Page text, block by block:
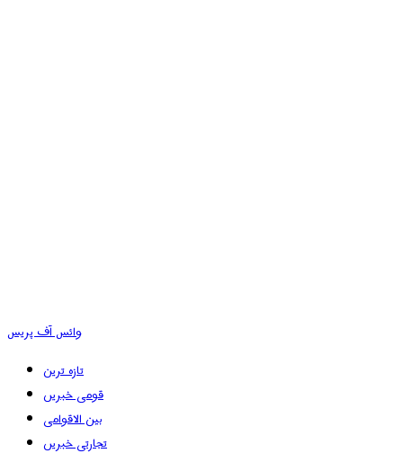
وائس آف پریس
تازہ ترین
قومی خبریں
بین الاقوامی
تجارتی خبریں